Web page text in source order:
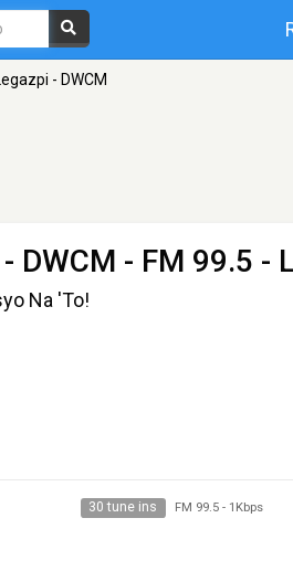
- DWCM
DWCM - FM 99.5 -
Na 'To!
30 tune ins FM 99.5- 1Kbps